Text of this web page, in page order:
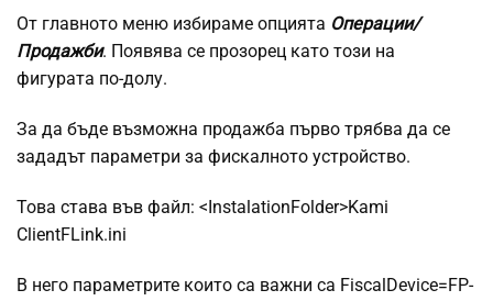
От главното меню избираме опцията Операции/
Продажби. Появява се прозорец като този на
фигурата по-долу.
За да бъде възможна продажба първо трябва да се
зададът параметри за фискалното устройство.
Това става във файл: <InstalationFolder>Kami
ClientFLink.ini
В него параметрите които са важни са FiscalDevice=FP-